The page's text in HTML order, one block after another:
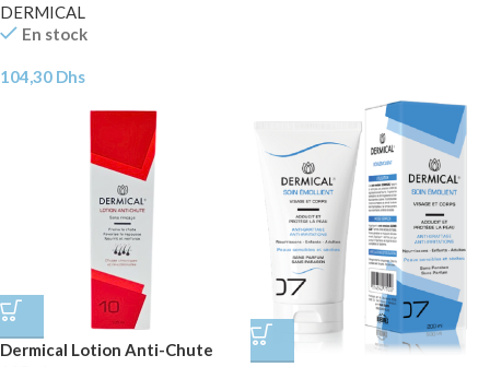
DERMICAL
En stock
104,30 Dhs
Dermical Lotion Anti-Chute